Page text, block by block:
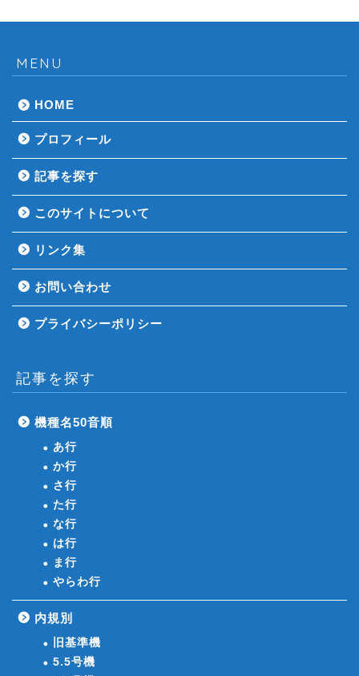
MENU
HOME
プロフィール
記事を探す
このサイトについて
リンク集
お問い合わせ
プライバシーポリシー
記事を探す
機種名50音順
あ行
か行
さ行
た行
な行
は行
ま行
やらわ行
内規別
旧基準機
5.5号機